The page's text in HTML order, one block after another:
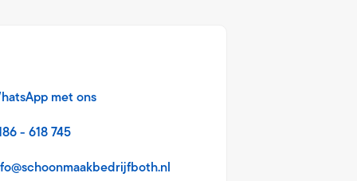
met ons
- 618 745